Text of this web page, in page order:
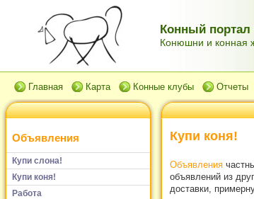
Конный портал
Конюшни и конная
Главная Карта Конные клубы Отчеты
Объявления
Купи слона!
Купи коня!
Работа
Купи коня!
Объявления
объявлений из
доставки,